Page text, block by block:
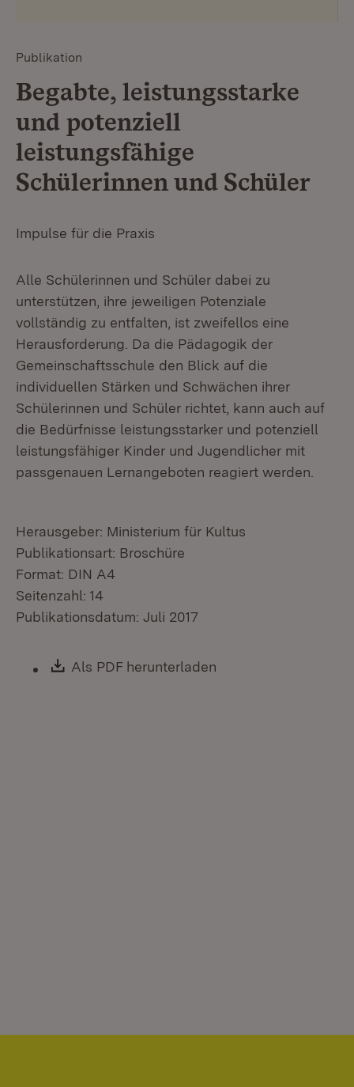
Publikation
Begabte, leistungsstarke
und potenziell
leistungsfähige
Schülerinnen und Schüler
Impulse für die Praxis
Alle Schülerinnen und Schüler dabei zu
unterstützen, ihre jeweiligen Potenziale
vollständig zu entfalten, ist zweifellos eine
Herausforderung. Da die Pädagogik der
Gemeinschaftsschule den Blick auf die
individuellen Stärken und Schwächen ihrer
Schülerinnen und Schüler richtet, kann auch auf
die Bedürfnisse leistungsstarker und potenziell
leistungsfähiger Kinder und Jugendlicher mit
passgenauen Lernangeboten reagiert werden.
Herausgeber: Ministerium für Kultus
Publikationsart: Broschüre
Format: DIN A4
Seitenzahl: 14
Publikationsdatum: Juli 2017
Download:
Als PDF herunterladen